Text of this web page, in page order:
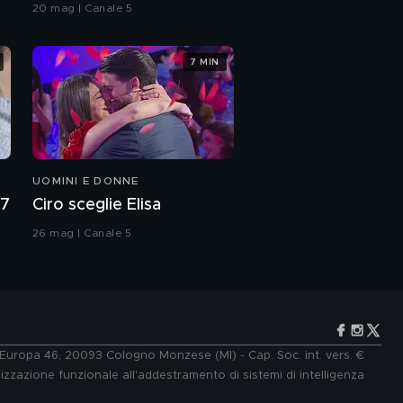
Jo Squillo: l'intervista
integrale
La grinta e l'energia di
Jo Squillo
20 mag | Canale 5
UOMINI E DONNE
Ciro sceglie Elisa
26 mag | Canale 5
7 MIN
46, 20093 Cologno Monzese (MI) - Cap. Soc. int. vers. €
funzionale all'addestramento di sistemi di intelligenza